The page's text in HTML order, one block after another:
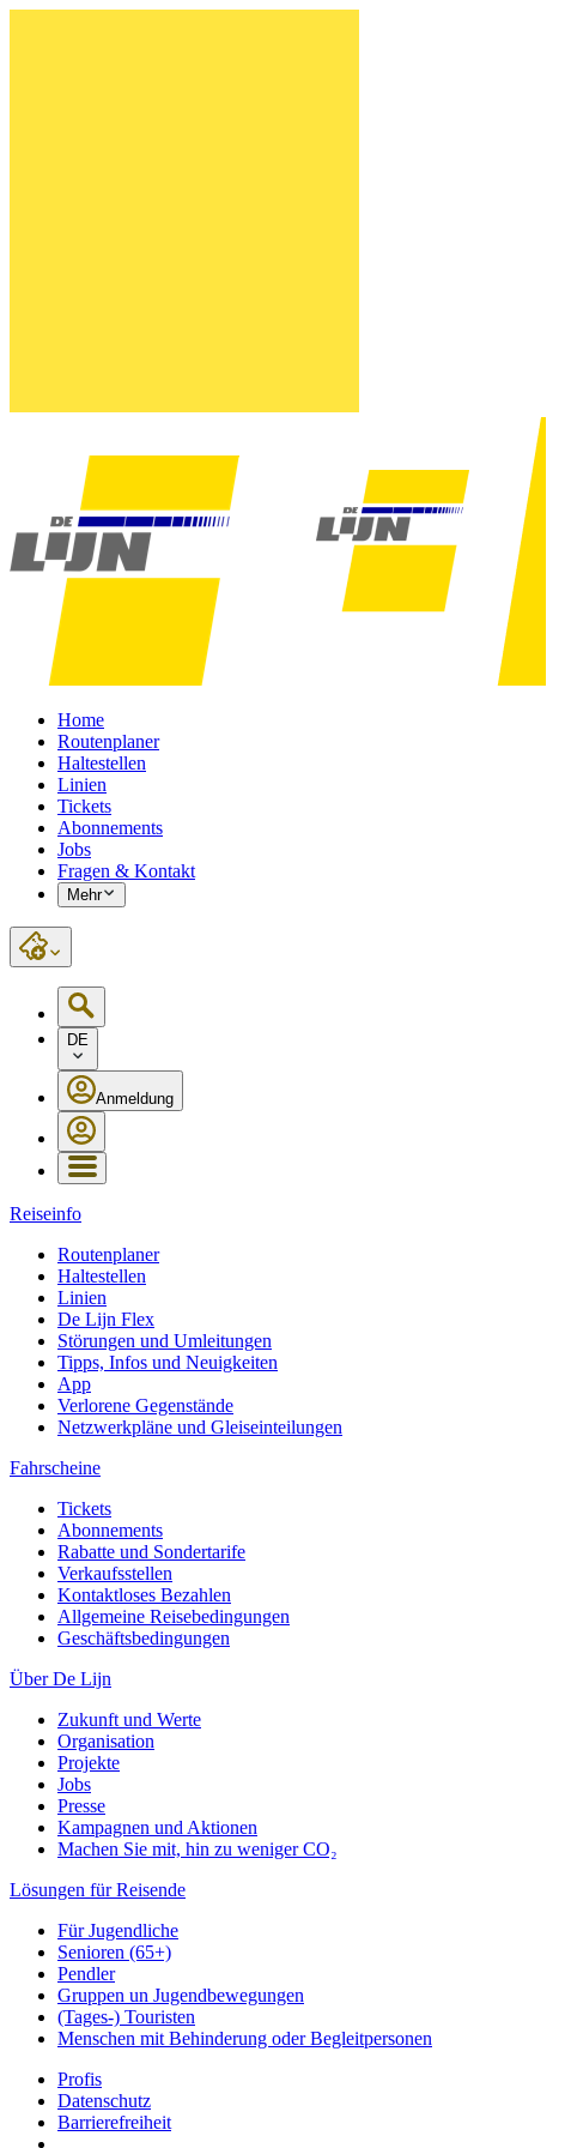
Home
Routenplaner
Haltestellen
Linien
Tickets
Abonnements
Jobs
Fragen & Kontakt
Mehr
DE
Anmeldung
Reiseinfo
Routenplaner
Haltestellen
Linien
De Lijn Flex
Störungen und Umleitungen
Tipps, Infos und Neuigkeiten
App
Verlorene Gegenstände
Netzwerkpläne und Gleiseinteilungen
Fahrscheine
Tickets
Abonnements
Rabatte und Sondertarife
Verkaufsstellen
Kontaktloses Bezahlen
Allgemeine Reisebedingungen
Geschäftsbedingungen
Über De Lijn
Zukunft und Werte
Organisation
Projekte
Jobs
Presse
Kampagnen und Aktionen
Machen Sie mit, hin zu weniger CO₂
Lösungen für Reisende
Für Jugendliche
Senioren (65+)
Pendler
Gruppen un Jugendbewegungen
(Tages-) Touristen
Menschen mit Behinderung oder Begleitpersonen
Profis
Datenschutz
Barrierefreiheit